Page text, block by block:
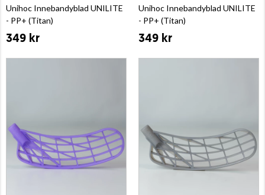
Unihoc Innebandyblad UNILITE
- PP+ (Titan)
349 kr
Unihoc Innebandyblad UNILITE
- PP+ (Titan)
349 kr